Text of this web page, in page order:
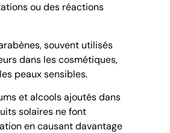
ou des réactions
souvent utilisés
dans les cosmétiques,
peaux sensibles.
et alcools ajoutés dans
solaires ne font
en causant davantage